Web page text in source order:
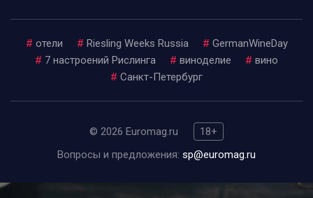
# отели # Riesling Weeks Russia # GermanWineDay
# 7 настроений Рислинга # виноделие # вино
# Санкт-Петербург
© 2026 Euromag.ru
18+
Вопросы и предложения: sp@euromag.ru